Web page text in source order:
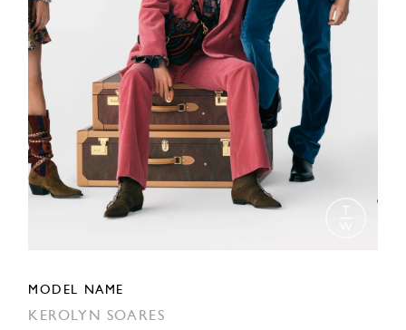
MODEL NAME
KEROLYN SOARES